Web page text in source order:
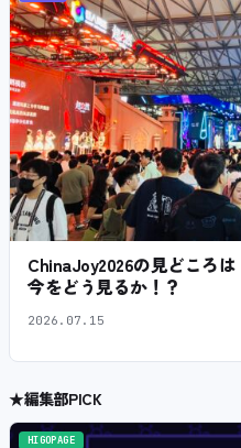
ChinaJoy2026の見どころ
今をどう見るか！？
2026.07.15
★編集部PICK
HIGOPAGE